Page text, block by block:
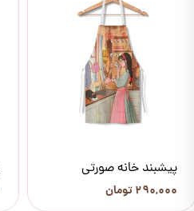
پیشبند خانه صورتی
۲۹۰,۰۰۰ تومان